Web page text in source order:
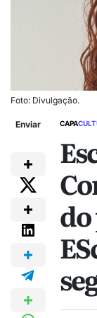
Foto: Divulgação.
Enviar CAPA
do